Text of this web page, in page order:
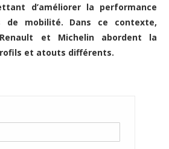
d’améliorer la performance
de mobilité. Dans ce contexte,
et Michelin abordent la
et atouts différents.